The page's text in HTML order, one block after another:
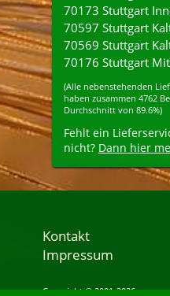
70173 Stuttgart
70597 Stuttgart
70569 Stuttgart
70176 Stuttgart
(Alle nebenstehenden
haben zusammen 4762
Durchschnitt von 89.6%)
Fehlt ein
nicht? Dann hier
Kontakt
Impressum
Copyright © 2001-2026